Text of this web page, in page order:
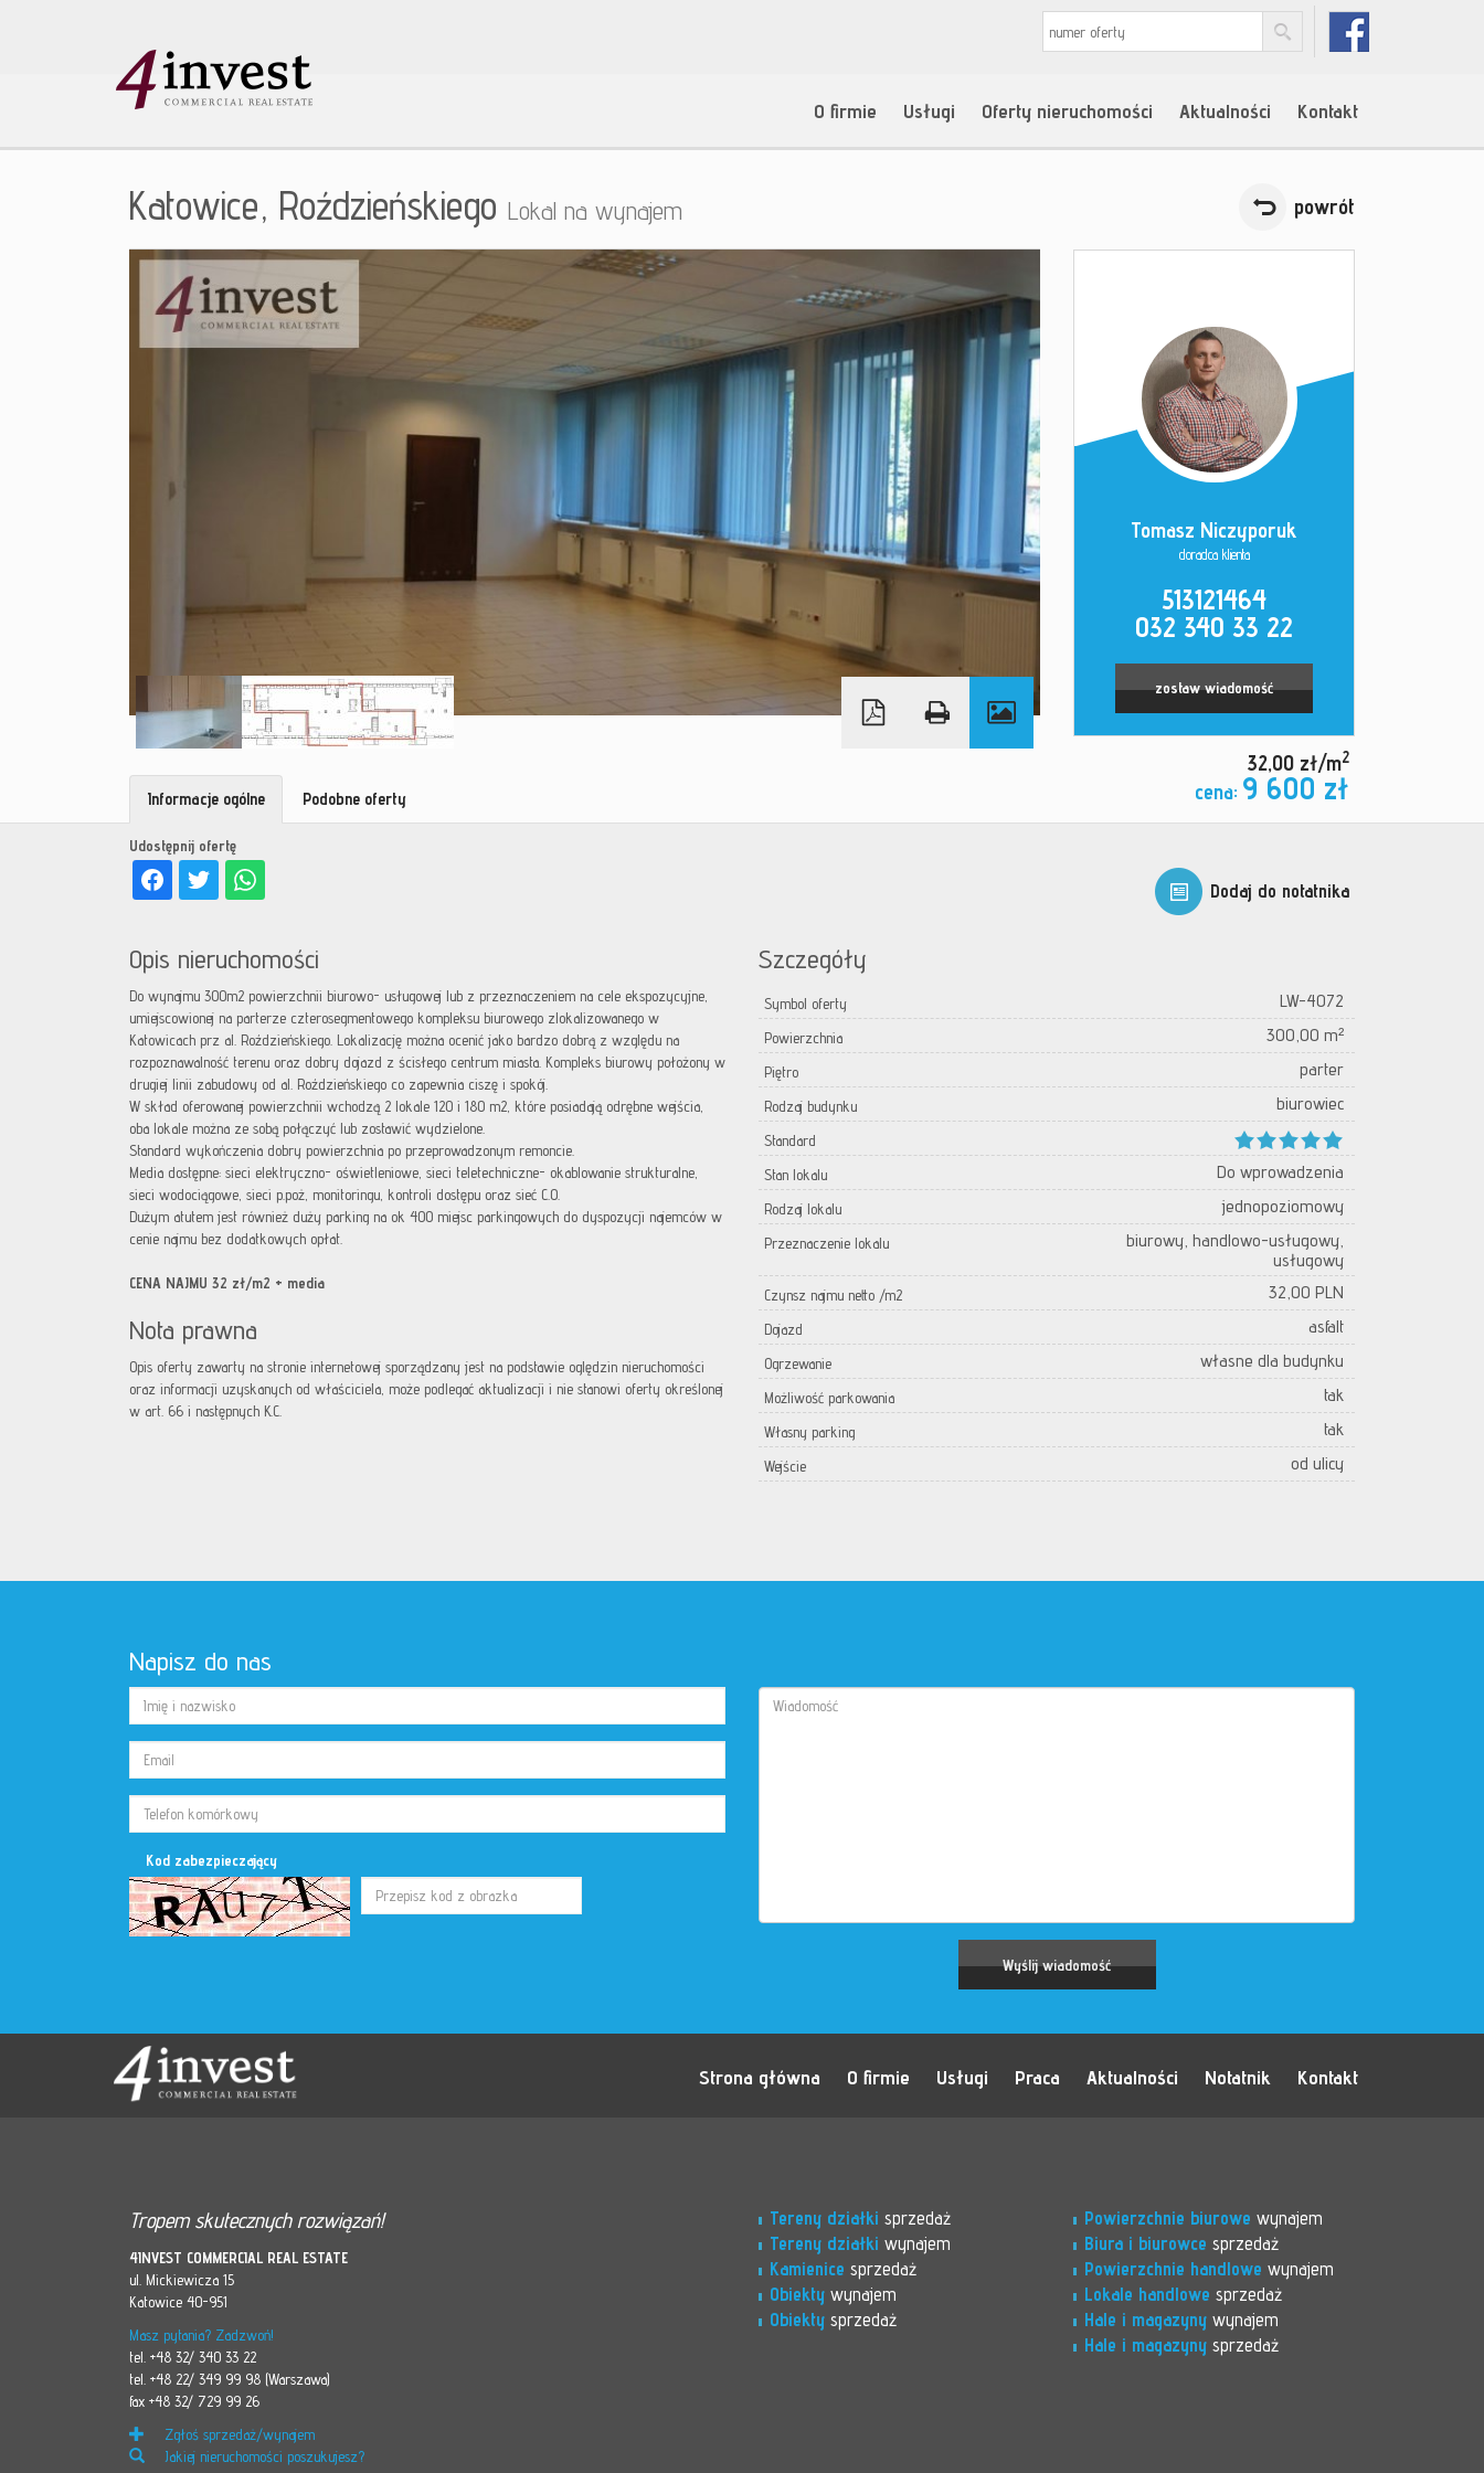
O firmie Usługi Oferty nieruchomości Aktualności Kontakt
Katowice, Roździeńskiego Lokal na wynajem powrót
Tomasz Niczyporuk
doradca klienta
513121464
032 340 33 22
zostaw wiadomość
32,00 zł/m2
cena: 9 600 zł
Dodaj do notatnika
Udostępnij ofertę
Informacje ogólne Podobne oferty
Opis nieruchomości
Do wynajmu 300m2 powierzchnii biurowo- usługowej lub z przeznaczeniem na cele ekspozycyjne,
umiejscowionej na parterze czterosegmentowego kompleksu biurowego zlokalizowanego w
Katowicach prz al. Roździeńskiego. Lokalizację można ocenić jako bardzo dobrą z względu na
rozpoznawalność terenu oraz dobry dojazd z ścisłego centrum miasta. Kompleks biurowy położony w
drugiej linii zabudowy od al. Roździeńskiego co zapewnia ciszę i spokój.
W skład oferowanej powierzchnii wchodzą 2 lokale 120 i 180 m2, które posiadają odrębne wejścia,
oba lokale można ze sobą połączyć lub zostawić wydzielone.
Standard wykończenia dobry powierzchnia po przeprowadzonym remoncie.
Media dostępne: sieci elektryczno- oświetleniowe, sieci teletechniczne- okablowanie strukturalne,
sieci wodociągowe, sieci p.poż, monitoringu, kontroli dostępu oraz sieć C.O.
Dużym atutem jest również duży parking na ok 400 miejsc parkingowych do dyspozycji najemców w
cenie najmu bez dodatkowych opłat.
CENA NAJMU 32 zł/m2 + media
Nota prawna
Opis oferty zawarty na stronie internetowej sporządzany jest na podstawie oględzin nieruchomości
oraz informacji uzyskanych od właściciela, może podlegać aktualizacji i nie stanowi oferty określonej
w art. 66 i następnych K.C.
Szczegóły
Symbol oferty LW-4072
Powierzchnia 300,00 m²
Piętro parter
Rodzaj budynku biurowiec
Standard
Stan lokalu
Do wprowadzenia
Rodzaj lokalu jednopoziomowy
Przeznaczenie lokalu
biurowy, handlowo-usługowy,
usługowy
Czynsz najmu netto /m2 32,00 PLN
Dojazd asfalt
Ogrzewanie własne dla budynku
Możliwość parkowania tak
Własny parking tak
Wejście od ulicy
Napisz do nas
Kod zabezpieczający
Strona główna O firmie Usługi Praca Aktualności Notatnik Kontakt
Tropem skutecznych rozwiązań!
4INVEST COMMERCIAL REAL ESTATE
ul. Mickiewicza 15
Katowice 40-951
Masz pytania? Zadzwoń!
tel. +48 32/ 340 33 22
tel. +48 22/ 349 99 98 (Warszawa)
fax +48 32/ 729 99 26
Zgłoś sprzedaż/wynajem
Jakiej nieruchomości poszukujesz?
Tereny działki sprzedaż
Tereny działki wynajem
Kamienice sprzedaż
Obiekty wynajem
Obiekty sprzedaż
Powierzchnie biurowe wynajem
Biura i biurowce sprzedaż
Powierzchnie handlowe wynajem
Lokale handlowe sprzedaż
Hale i magazyny wynajem
Hale i magazyny sprzedaż